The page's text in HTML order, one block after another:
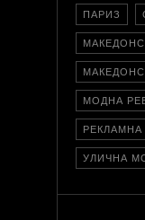
ПАРИЗ
МОДНА
УЛИЧНА